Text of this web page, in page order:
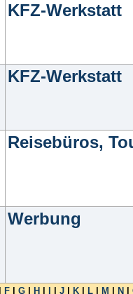
KFZ-Werkstatt
KFZ-Werkstatt
Reisebüros,
Werbung
F G H J K L M N